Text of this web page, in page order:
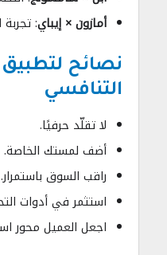
أمازون × إيباي:
نصائح
التنافسي
لا تقلّد حرفيًا.
أضف لمستك الخاصة.
راقب السوق باستمرار.
استثمر في أدوات
اجعل العميل محور